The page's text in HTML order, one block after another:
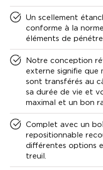
Un scellement
conforme à la
éléments de
Notre conception
externe signifie que
sont transférés au
sa durée de vie et
maximal et un bon
Complet avec un
repositionnable
différentes options
treuil.